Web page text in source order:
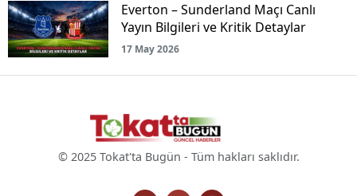
Everton – Sunderland Maçı Canlı
Yayın Bilgileri ve Kritik Detaylar
17 May 2026
© 2025 Tokat'ta Bugün - Tüm hakları saklıdır.